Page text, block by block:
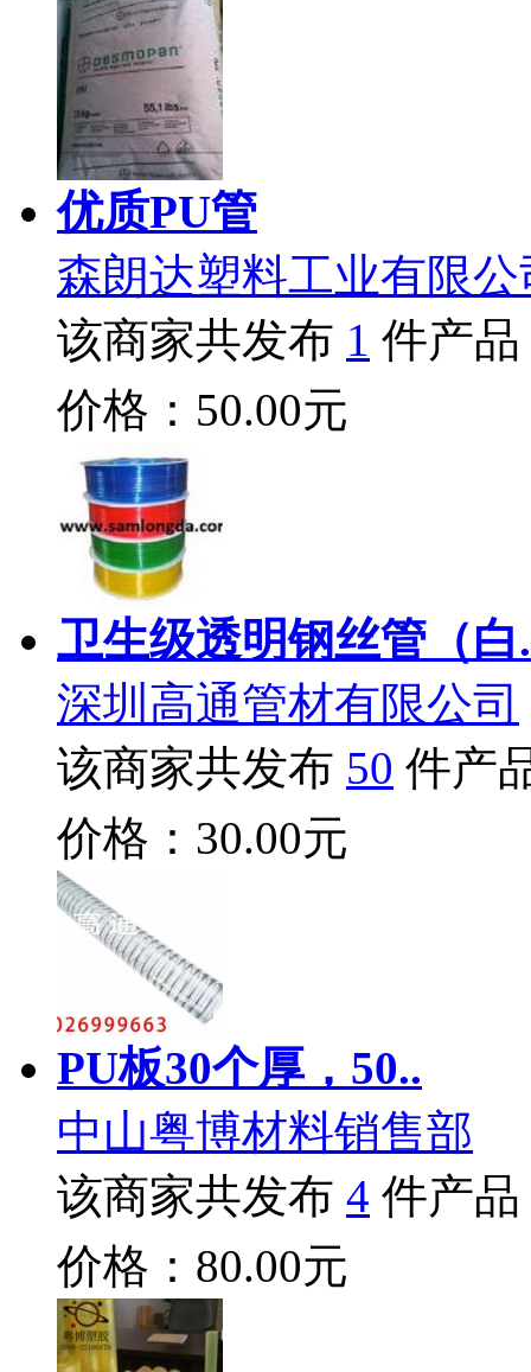
优质PU管
森朗达塑料工业有限公
该商家共发布 1 件产品
价格：50.00元
卫生级透明钢丝管（白
深圳高通管材有限公司
该商家共发布 50 件产
价格：30.00元
PU板30个厚，50..
中山粤博材料销售部
该商家共发布 4 件产品
价格：80.00元